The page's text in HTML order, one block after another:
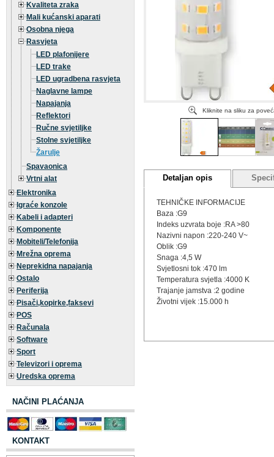
Kvaliteta zraka
Mali kućanski aparati
Osobna njega
Rasvjeta
LED plafonijere
LED trake
LED ugradbena rasvjeta
Naglavne lampe
Napajanja
Reflektori
Ručne svjetiljke
Stolne svjetiljke
Žarulje
Spavaonica
Vrtni alat
Elektronika
Igraće konzole
Kabeli i adapteri
Komponente
Mobiteli/Telefonija
Mrežna oprema
Neprekidna napajanja
Ostalo
Periferija
Pisači,kopirke,faksevi
POS
Računala
Software
Sport
Televizori i oprema
Uredska oprema
NAČINI PLAĆANJA
KONTAKT
Kliknite na sliku za
Detaljan opis
TEHNIČKE INFORMACIJE
Baza :G9
Indeks uzvrata boje :RA >80
Nazivni napon :220-240 V~
Oblik :G9
Snaga :4,5 W
Svjetlosni tok :470 lm
Temperatura svjetla :4000 K
Trajanje jamstva :2 godine
Životni vijek :15.000 h